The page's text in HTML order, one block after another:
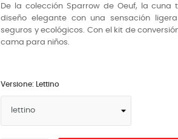
De la colección Sparrow de Oeuf, la
diseño elegante con una sensación
seguros y ecológicos. Con el kit de
cama para niños.
Versione: Lettino